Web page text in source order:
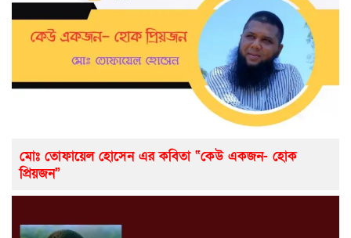
মোঃ তোফায়েল হোসেন এর কবিতা “কেউ একজন- হোক
প্রিয়জন”